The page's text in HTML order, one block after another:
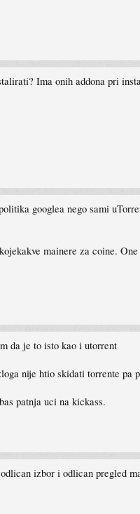
Ima onih addona pri
googlea nego sami
mainere za coine.
da je to isto kao i utorrent
nije htio skidati torrente pa
patnja uci na kickass.
izbor i odlican pregled